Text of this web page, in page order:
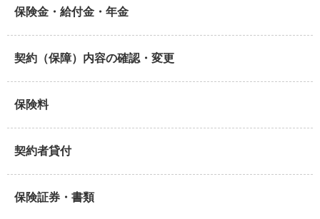
保険金・給付金・年金
契約（保障）内容の確認・変更
保険料
契約者貸付
保険証券・書類